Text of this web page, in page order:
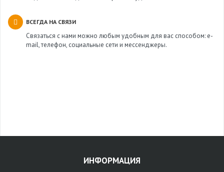
ВСЕГДА НА СВЯЗИ
Связаться с нами можно любым удобным для вас способом: e-
mail, телефон, социальные сети и мессенджеры.
ИНФОРМАЦИЯ